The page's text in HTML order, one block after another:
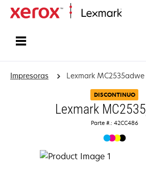
Impresoras Lexmark MC2535adwe
DISCONTINUO
Lexmark MC2535
Parte #.: 42CC486